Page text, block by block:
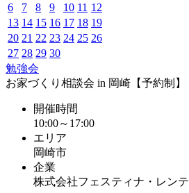
6
7 8 9 10 11 12
13 14 15 16 17 18 19
20 21 22 23 24 25 26
27 28 29 30
勉強会
お家づくり相談会 in 岡崎【予約制】
開催時間
10:00～17:00
エリア
岡崎市
企業
株式会社フェスティナ・レンテ